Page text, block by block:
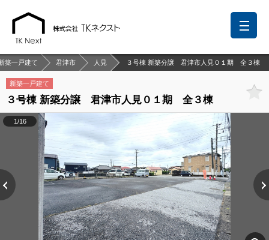
築一戸建て 君津市 人見 ３号棟 新築分譲 君津市人見０１期 全３棟
新築一戸建て
３号棟 新築分譲 君津市人見０１期 全３棟
1/16
前回の履歴 検討リスト 保存した検索条件
中国語での対応も可能です
お問い合わせ
営業メールは固くお断りします
お知らせ
千葉本店 松戸支店 成田支店 木更津支店
東京支店